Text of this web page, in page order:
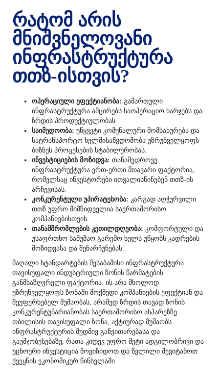
რატომ არის
მნიშვნელოვანი
ინფრასტრუქტურა
თთზ-ისთვის?
ოპერაციული ეფექტიანობა: გამართული
ინფრასტრუქტურა ამცირებს საოპერაციო ხარჯებს და
ზრდის პროდუქტიულობას.
საიმედოობა: უწყვეტი კომუნალური მომსახურება და
სატრანსპორტო ხელმისაწვდომობა უზრუნველყოფს
ბიზნეს პროცესების სტაბილურობას.
ინვესტიციების მოზიდვა: თანამედროვე
ინფრასტრუქტურა ერთ-ერთი მთავარი ფაქტორია,
რომელსაც ინვესტორები ითვალისწინებენ თთზ-ის
არჩევისას.
კონკურენტული უპირატესობა: კარგად აღჭურვილი
თთზ უფრო მიმზიდველია საერთაშორისო
კომპანიებისთვის.
თანამშრომლების კეთილდღეობა: კომფორტული და
უსაფრთხო სამუშაო გარემო ხელს უწყობს კადრების
მოზიდვასა და შენარჩუნებას.
მაღალი სტანდარტების შესაბამისი ინფრასტრუქტურა
თავისუფალი ინდუსტრიული ზონის წარმატების
განმსაზღვრელი ფაქტორია. ის არა მხოლოდ
უზრუნველყოფს ზონაში მოქმედი კომპანიების ეფექტიან და
შეუფერხებელ მუშაობას, არამედ ზრდის თავად ზონის
კონკურენტუნარიანობას საერთაშორისო ასპარეზზე.
თბილისის თავისუფალი ზონა, აქტიურად მუშაობს
ინფრასტრუქტურის მუდმივ განვითარებასა და
გაუმჯობესებაზე, რათა კიდევ უფრო მეტი ადგილობრივი და
უცხოური ინვესტიცია მოვიზიდოთ და წვლილი შევიტანოთ
ქვეყნის ეკონომიკურ წინსვლაში.